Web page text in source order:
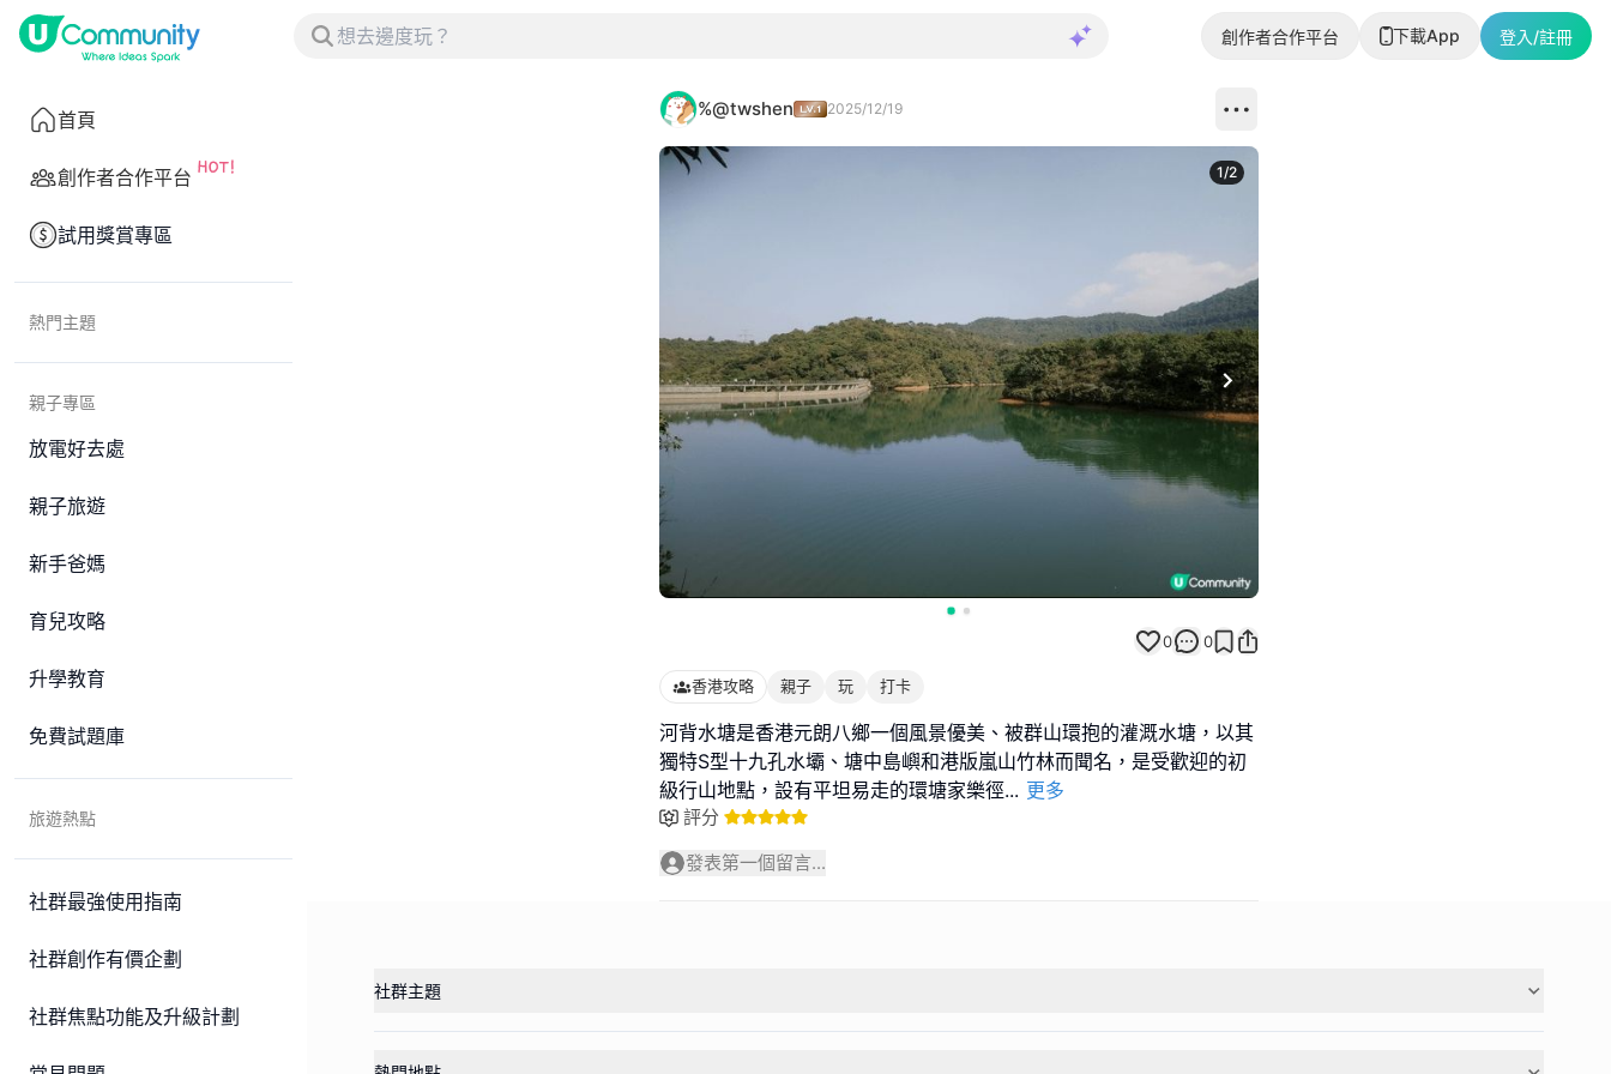
創作者合作平台 下載App 登入/註冊
首頁
創作者合作平台
試用獎賞專區
熱門主題
親子專區
放電好去處
親子旅遊
新手爸媽
育兒攻略
升學教育
免費試題庫
旅遊熱點
社群最強使用指南
社群創作有價企劃
社群焦點功能及升級計劃
%@twshen 2025/12/19
Next slide
1/2
0 0
香港攻略 親子 玩 打卡
河背水塘是香港元朗八鄉一個風景優美、被群山環抱的灌溉水塘，以其
獨特S型十九孔水壩、塘中島嶼和港版嵐山竹林而聞名，是受歡迎的初
級行山地點，設有平坦易走的環塘家樂徑... 更多
評分
發表第一個留言...
社群主題